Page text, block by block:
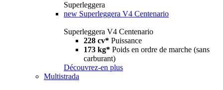
Superleggera
new Superleggera V4 Centenario
Superleggera V4 Centenario
228 cv* Puissance
173 kg* Poids en ordre de marche (sans
carburant)
Découvrez-en plus
Multistrada